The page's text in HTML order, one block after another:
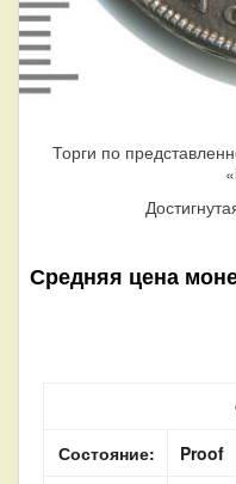
Торги по
«
Средняя цена
Состояние:
Proof